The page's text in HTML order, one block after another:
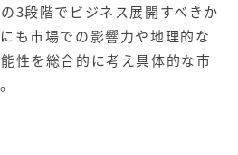
3段階でビジネス展開すべきか
も市場での影響力や地理的な
性を総合的に考え具体的な市